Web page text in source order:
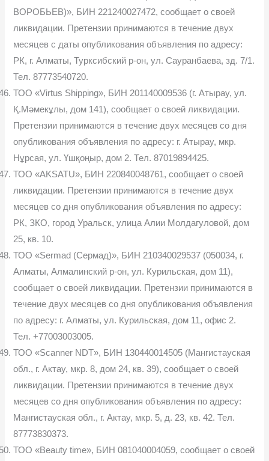
ВОРОБЬЕВ)», БИН 221240027472, сообщает о своей
ликвидации. Претензии принимаются в течение двух
месяцев с даты опубликования объявления по адресу:
РК, г. Алматы, Турксибский р-он, ул. Сауранбаева, зд. 7/1.
Тел. 87773540720.
ТОО «Virtus Shipping», БИН 201140009536 (г. Атырау, ул.
Қ.Мәмекұлы, дом 141), сообщает о своей ликвидации.
Претензии принимаются в течение двух месяцев со дня
опубликования объявления по адресу: г. Атырау, мкр.
Нұрсая, ул. Үшқоңыр, дом 2. Тел. 87019894425.
ТОО «AKSATU», БИН 220840048761, сообщает о своей
ликвидации. Претензии принимаются в течение двух
месяцев со дня опубликования объявления по адресу:
РК, ЗКО, город Уральск, улица Алии Молдагуловой, дом
25, кв. 10.
ТОО «Sermad (Сермад)», БИН 210340029537 (050034, г.
Алматы, Алмалинский р-он, ул. Курильская, дом 11),
сообщает о своей ликвидации. Претензии принимаются в
течение двух месяцев со дня опубликования объявления
по адресу: г. Алматы, ул. Курильская, дом 11, офис 2.
Тел. +77003003005.
ТОО «Scanner NDT», БИН 130440014505 (Мангистауская
обл., г. Актау, мкр. 8, дом 24, кв. 39), сообщает о своей
ликвидации. Претензии принимаются в течение двух
месяцев со дня опубликования объявления по адресу:
Мангистауская обл., г. Актау, мкр. 5, д. 23, кв. 42. Тел.
87773830373.
ТОО «Beauty time», БИН 081040004059, сообщает о своей